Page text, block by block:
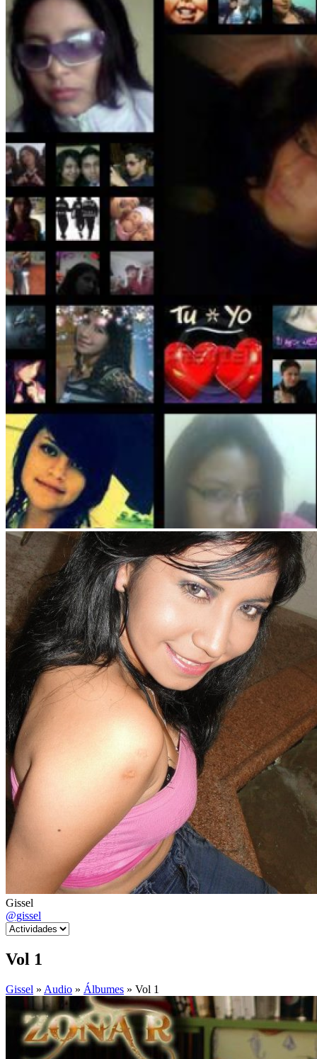
Gissel
@gissel
Vol 1
Gissel » Audio » Álbumes » Vol 1